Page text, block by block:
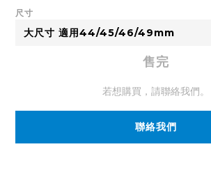
尺寸
售完
若想購買，請聯絡我們。
聯絡我們